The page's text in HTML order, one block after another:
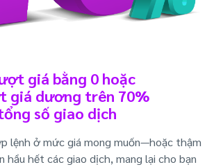
giá bằng 0 hoặc
giá dương trên 70%
số giao dịch
lệnh ở mức giá mong muốn—hoặc thậm
hết các giao dịch, mang lại cho bạn